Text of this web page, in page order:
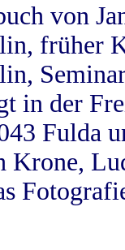
von
früher
in der
Fulda
Krone,